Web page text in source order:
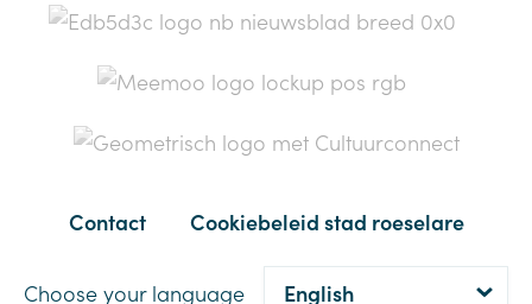
Contact Cookiebeleid stad roeselare
Choose your language